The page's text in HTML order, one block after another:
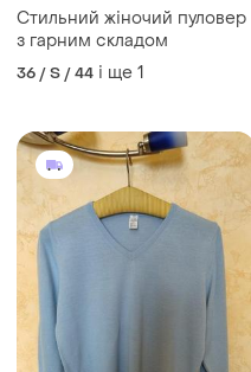
Стильний жіночий пуловер
з гарним складом
36 / S / 44 і ще 1